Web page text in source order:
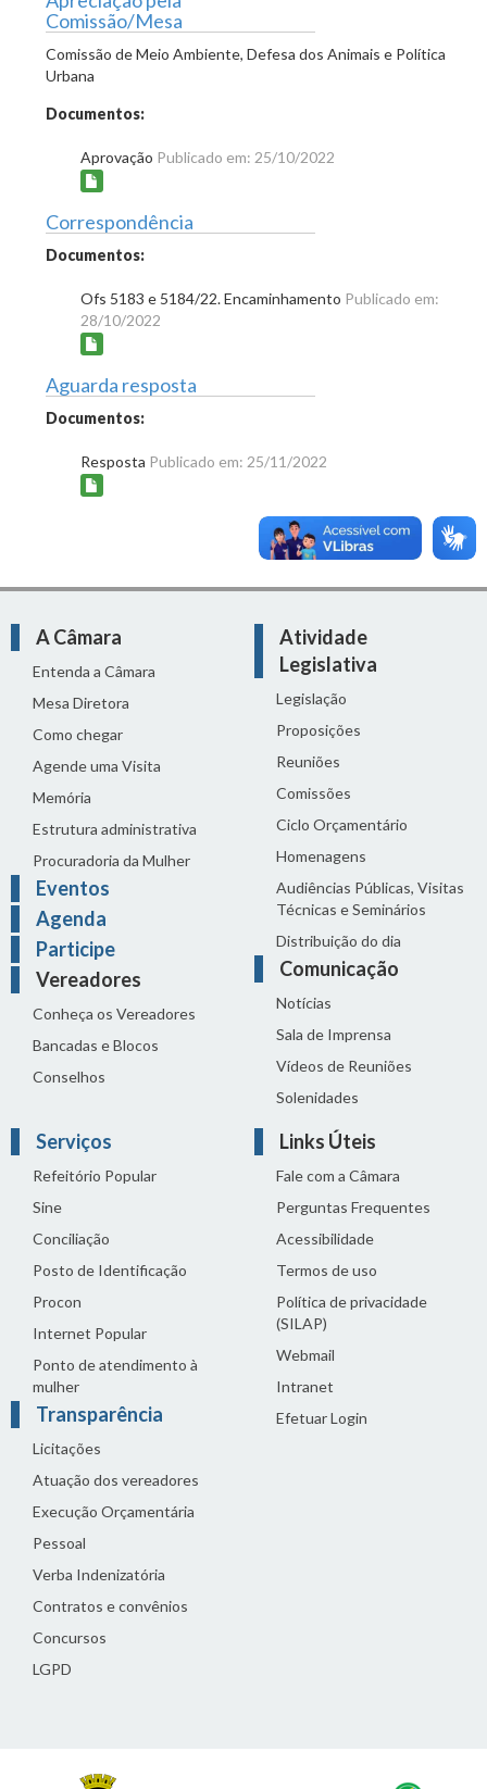
Comissão/Mesa
Comissão de Meio Ambiente, Defesa dos Animais e Política
Urbana
Documentos:
Aprovação Publicado em: 25/10/2022
Correspondência
Documentos:
Ofs 5183 e 5184/22. Encaminhamento Publicado em:
28/10/2022
Aguarda resposta
Documentos:
Resposta Publicado em: 25/11/2022
A Câmara
Entenda a Câmara
Mesa Diretora
Como chegar
Agende uma Visita
Memória
Estrutura administrativa
Procuradoria da Mulher
Eventos
Agenda
Participe
Vereadores
Conheça os Vereadores
Bancadas e Blocos
Conselhos
Atividade
Legislativa
Legislação
Proposições
Reuniões
Comissões
Ciclo Orçamentário
Homenagens
Audiências Públicas, Visitas
Técnicas e Seminários
Distribuição do dia
Comunicação
Notícias
Sala de Imprensa
Vídeos de Reuniões
Solenidades
Serviços
Refeitório Popular
Sine
Conciliação
Posto de Identificação
Procon
Internet Popular
Ponto de atendimento à
mulher
Transparência
Licitações
Atuação dos vereadores
Execução Orçamentária
Pessoal
Verba Indenizatória
Contratos e convênios
Concursos
LGPD
Links Úteis
Fale com a Câmara
Perguntas Frequentes
Acessibilidade
Termos de uso
Política de privacidade
(SILAP)
Webmail
Intranet
Efetuar Login